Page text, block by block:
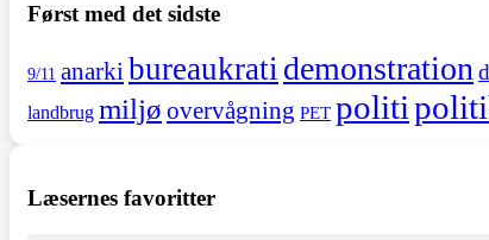
Først med det sidste
9/11 anarki bureaukrati demonstration
landbrug miljø overvågning PET politi
Læsernes favoritter